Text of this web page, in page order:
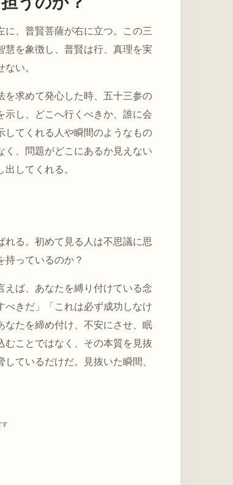
に、普賢菩薩が右に立つ。この三
を象徴し、普賢は行、真理を実
い。
を求めて発心した時、五十三参の
し、どこへ行くべきか、誰に会
してくれる人や瞬間のようなもの
く、問題がどこにあるか見えない
してくれる。
る。初めて見る人は不思議に思
持っているのか？
えば、あなたを縛り付けている念
きだ」「これは必ず成功しなけ
なたを締め付け、不安にさせ、眠
むことではなく、その本質を見抜
ているだけだ。見抜いた瞬間、
す